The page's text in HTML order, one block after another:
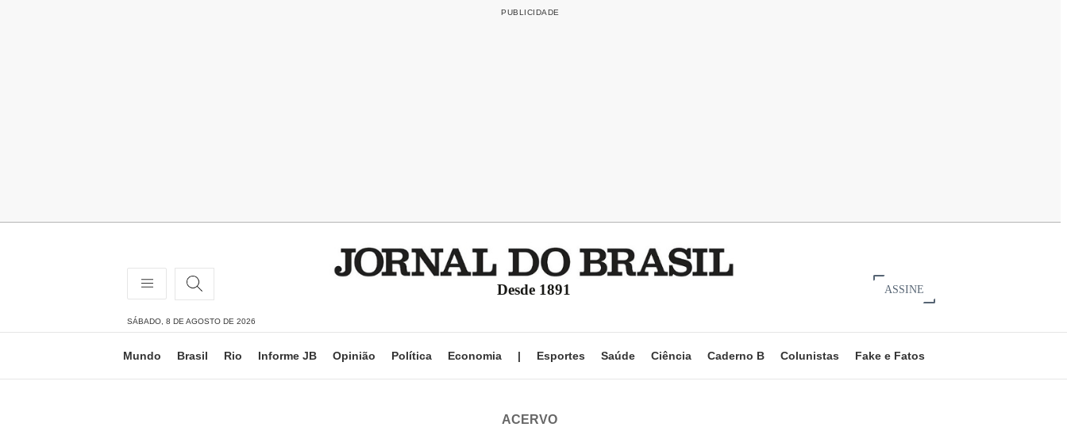
Desde 1891 ASSINE
SÁBADO, 8 DE AGOSTO DE 2026
Mundo Brasil Rio Informe JB Opinião Política Economia | Esportes Saúde Ciência Caderno B Colunistas Fake e Fatos
ACERVO